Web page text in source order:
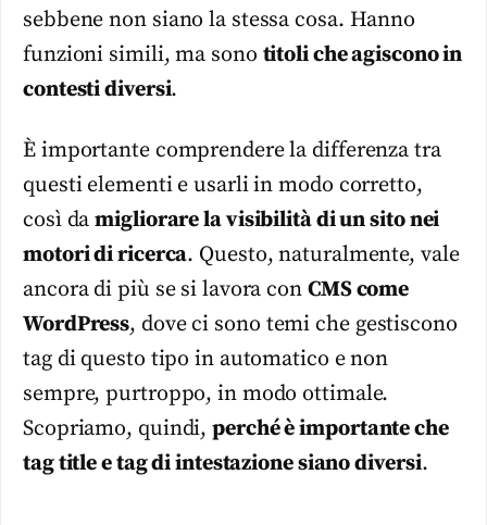
sebbene non siano la stessa cosa. Hanno
funzioni simili, ma sono titoli che agiscono in
contesti diversi.
È importante comprendere la differenza tra
questi elementi e usarli in modo corretto,
così damigliorare la visibilità di un sito nei
motori di ricerca. Questo, naturalmente, vale
ancora di più se si lavora con CMS come
WordPress, dove ci sono temi che gestiscono
tag di questo tipo in automatico e non
sempre, purtroppo, in modo ottimale.
Scopriamo, quindi,perché è importante che
tag title e tag di intestazione siano diversi.